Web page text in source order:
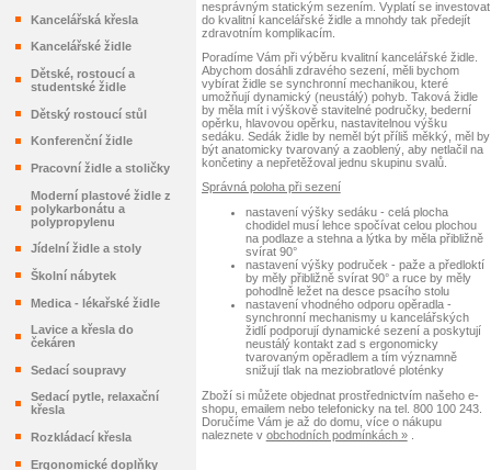
Kancelářská křesla
Kancelářské židle
Dětské, rostoucí a
studentské židle
Dětský rostoucí stůl
Konferenční židle
Pracovní židle a stoličky
Moderní plastové židle z
polykarbonátu a
polypropylenu
Jídelní židle a stoly
Školní nábytek
Medica - lékařské židle
Lavice a křesla do
čekáren
Sedací soupravy
Sedací pytle, relaxační
křesla
Rozkládací křesla
Ergonomické doplňky
nesprávným statickým sezením. Vyplatí se investovat
do kvalitní kancelářské židle a mnohdy tak předejít
zdravotním komplikacím.
Poradíme Vám při výběru kvalitní kancelářské židle.
Abychom dosáhli zdravého sezení, měli bychom
vybírat židle se synchronní mechanikou, které
umožňují dynamický (neustálý) pohyb. Taková židle
by měla mít i výškově stavitelné područky, bederní
opěrku, hlavovou opěrku, nastavitelnou výšku
sedáku. Sedák židle by neměl být příliš měkký, měl by
být anatomicky tvarovaný a zaoblený, aby netlačil na
končetiny a nepřetěžoval jednu skupinu svalů.
Správná poloha při sezení
nastavení výšky sedáku - celá plocha
chodidel musí lehce spočívat celou plochou
na podlaze a stehna a lýtka by měla přibližně
svírat 90°
nastavení výšky područek - paže a předloktí
by měly přibližně svírat 90° a ruce by měly
pohodlně ležet na desce psacího stolu
nastavení vhodného odporu opěradla -
synchronní mechanismy u kancelářských
židlí podporují dynamické sezení a poskytují
neustálý kontakt zad s ergonomicky
tvarovaným opěradlem a tím významně
snižují tlak na meziobratlové ploténky
Zboží si můžete objednat prostřednictvím našeho e-
shopu, emailem nebo telefonicky na tel. 800 100 243.
Doručíme Vám je až do domu, více o nákupu
naleznete v obchodních podmínkách ».